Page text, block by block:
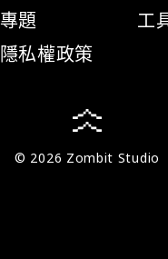
專題
隱私權政策
工
© 2026 Zombit Studio